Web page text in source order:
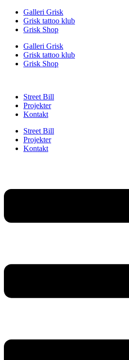
Videre
indhold
Galleri Grisk
Grisk tattoo klub
Grisk Shop
Galleri Grisk
Grisk tattoo klub
Grisk Shop
Street Bill
Projekter
Kontakt
Street Bill
Projekter
Kontakt